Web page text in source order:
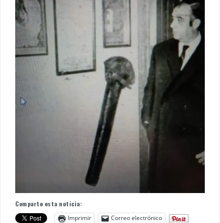
Comparte esta noticia:
Imprimir
Correo electrónico